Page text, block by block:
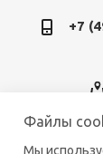
+7
Файлы
Мы